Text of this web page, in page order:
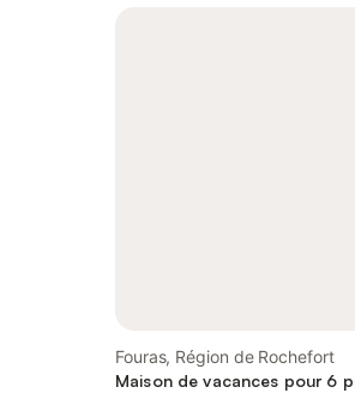
Fouras, Région de Rochefort
Maison de vacances pour 6